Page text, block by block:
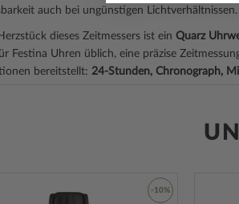
auch bei ungünstigen Lichtverhältnissen.
dieses Zeitmessers ist ein Quarz
Festina Uhren üblich, eine präzise
bereitstellt: 24-Stunden, Chronograph,
ATM: Wasserspritzer während des
ATM: Einem Schwimmbadbesuch ist die Uhr
-10%